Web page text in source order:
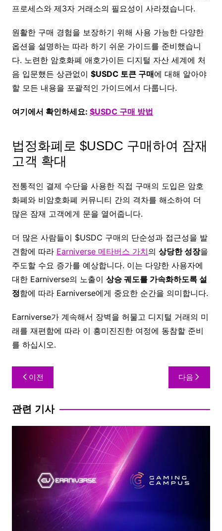
프로세스와 제3자 거래소의 필요성이 사라졌습니다.
원활한 구매 경험을 보장하기 위해 사용 가능한 다양한
옵션을 설명하는 따라 하기 쉬운 가이드를 준비했습니
다. 노련한 암호화폐 애호가이든 디지털 자산 세계에 처
음 입문했든 상관없이 $USDC 토큰 구매에 대해 알아야
할 모든 내용을 포괄적인 가이드에서 다룹니다.
여기에서 확인하세요: $USDC 구매 방법
법정화폐로 $USDC 구매하여 잠재
고객 확대
전통적인 결제 수단을 사용한 직접 구매의 도입은 암호
화폐와 비암호화폐 커뮤니티 간의 격차를 해소하여 더
많은 잠재 고객에게 문을 열어줍니다.
더 많은 사람들이 $USDC 구매의 단순성과 접근성을 발
견함에 따라 Earniverse 메타버스 가치의 상당한 성장을
주도할 수요 증가를 예상합니다. 이는 다양한 사용자에
대한 Earniverse의 노출이 상승 궤도를 가속화하도록 설
정함에 따라 Earniverse에게 중요한 순간을 의미합니다.
Earniverse가 계속해서 장벽을 허물고 디지털 거래의 미
래를 재편함에 따라 이 흥미진진한 여정에 동참할 준비
를 하십시오.
이전 다음
관련 기사